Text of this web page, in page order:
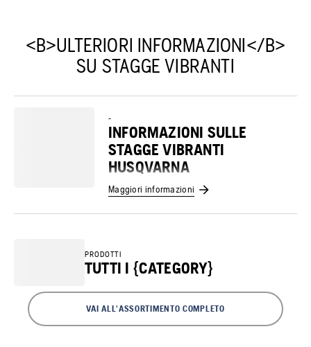
<B>ULTERIORI INFORMAZIONI</B>
SU STAGGE VIBRANTI
-
INFORMAZIONI SULLE
STAGGE VIBRANTI
HUSQVARNA
Maggiori informazioni
PRODOTTI
TUTTI I {CATEGORY}
VAI ALL'ASSORTIMENTO COMPLETO